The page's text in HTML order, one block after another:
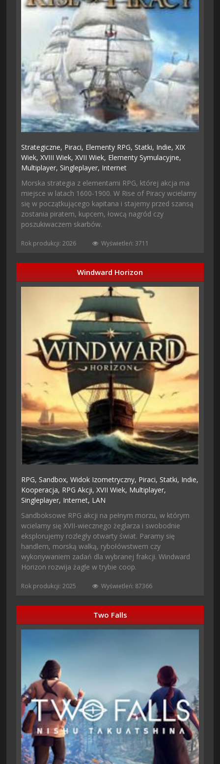
Strategiczne, Piraci, Elementy RPG,Statki, Indie,XIX
Wiek,XVIII Wiek,XVII Wiek, Elementy Symulacyjne,
Multiplayer,Singleplayer, Internet
Morska strategia z elementami RPG, której akcja ma
miejsce w latach 1600-1900. W Rise of Piracy wcielamy
się w początkującego kapitana i stajemy przed szansą
zostania piratem, kupcem, łowcą nagród czy
poszukiwaczem skarbów.
Rok produkcji: 2026 Wyświetleń: 3711
Windward Horizon
RPG,Sandbox,Widok Izometryczny, Piraci,Statki, Indie,
Kooperacja, RPG Akcji,XVII Wiek, Multiplayer,
Singleplayer, Internet, LAN
Sandboksowe RPG akcji na pełnym morzu, w którym
wcielamy się XVII-wiecznego żeglarza i swobodnie
eksplorujemy rozległy otwarty świat. Paramy się
handlem, morską walką, rybołówstwem czy
wykonywaniem zadań dla wybranej frakcji. Windward
Horizon rozwija żagle w trybie coop.
Rok produkcji: 2025 Wyświetleń: 87366
Two Falls